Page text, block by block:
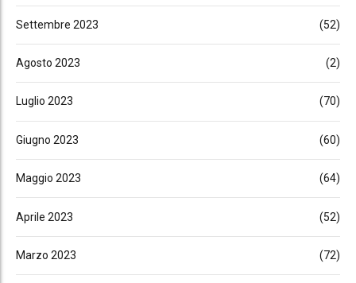
Settembre 2023 (52)
Agosto 2023 (2)
Luglio 2023 (70)
Giugno 2023 (60)
Maggio 2023 (64)
Aprile 2023 (52)
Marzo 2023 (72)